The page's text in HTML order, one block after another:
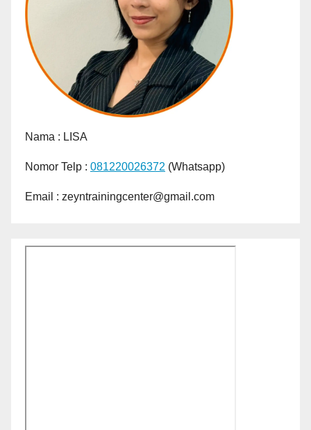
Nama : LISA
Nomor Telp : 081220026372 (Whatsapp)
Email : zeyntrainingcenter@gmail.com